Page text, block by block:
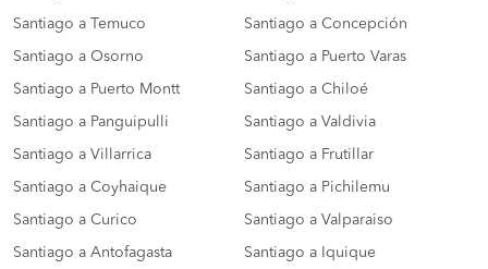
Santiago a Temuco Santiago a Concepción
Santiago a Osorno Santiago a Puerto Varas
Santiago a Puerto Montt Santiago a Chiloé
Santiago a Panguipulli Santiago a Valdivia
Santiago a Villarrica Santiago a Frutillar
Santiago a Coyhaique Santiago a Pichilemu
Santiago a Curico Santiago a Valparaiso
Santiago a Antofagasta Santiago a Iquique